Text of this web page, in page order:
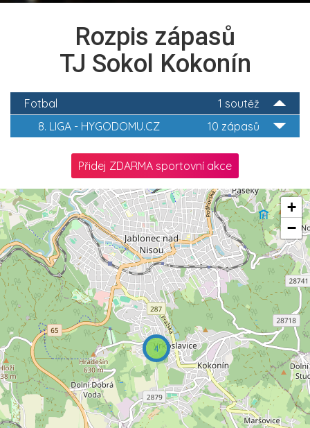
Rozpis zápasů
TJ Sokol Kokonín
1 soutěž
Fotbal
10 zápasů
8. LIGA - HYGODOMU.CZ
Přidej ZDARMA sportovní akce
4
+
−